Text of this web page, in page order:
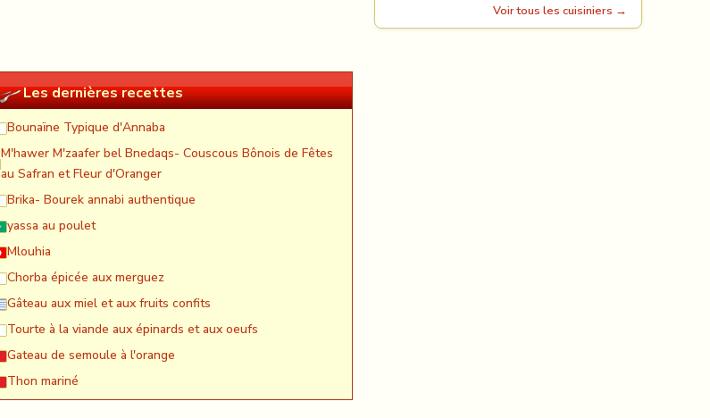
Les dernières recettes
Bounaïne Typique d'Annaba
M'hawer M'zaafer bel Bnedaqs- Couscous Bônois de Fêtes
au Safran et Fleur d'Oranger
Brika- Bourek annabi authentique
yassa au poulet
Mlouhia
Chorba épicée aux merguez
Gâteau aux miel et aux fruits confits
Tourte à la viande aux épinards et aux oeufs
Gateau de semoule à l'orange
Thon mariné
Voir tous les cuisiniers →